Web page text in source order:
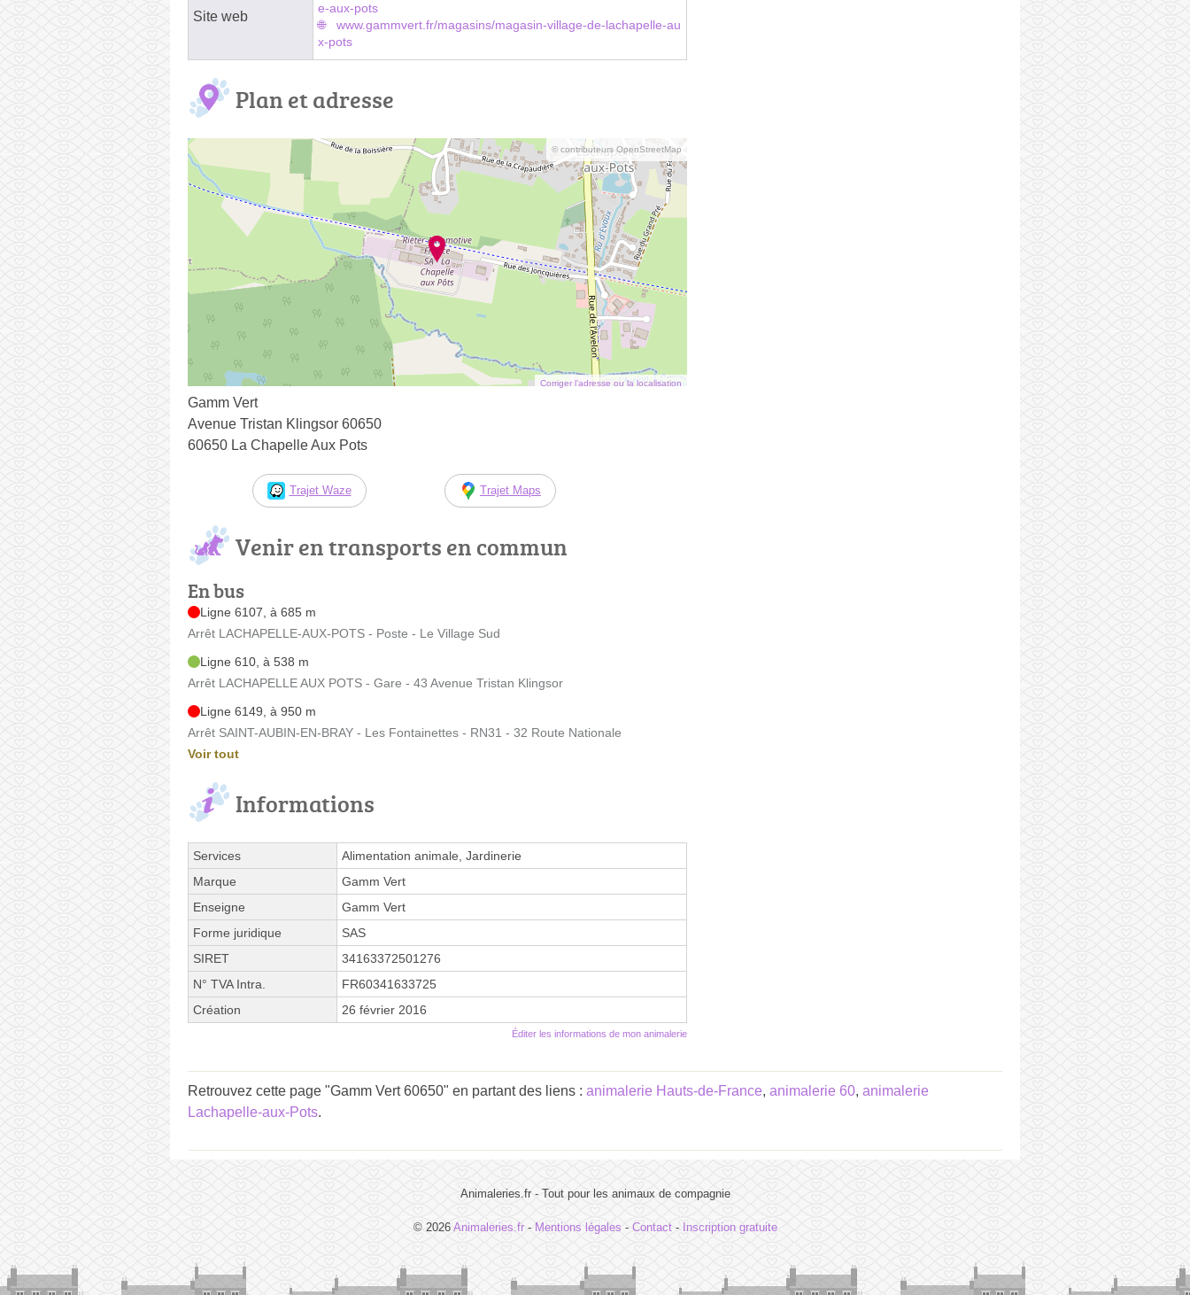
Site web
e-aux-pots
www.gammvert.fr/magasins/magasin-village-de-lachapelle-au
x-pots
Plan et adresse
© contributeurs OpenStreetMap
Corriger l’adresse ou la localisation
Gamm Vert
Avenue Tristan Klingsor 60650
60650 La Chapelle Aux Pots
Trajet Waze Trajet Maps
Venir en transports en commun
En bus
Ligne 6107, à 685 m
Arrêt LACHAPELLE-AUX-POTS - Poste - Le Village Sud
Ligne 610, à 538 m
Arrêt LACHAPELLE AUX POTS - Gare - 43 Avenue Tristan Klingsor
Ligne 6149, à 950 m
Arrêt SAINT-AUBIN-EN-BRAY - Les Fontainettes - RN31 - 32 Route Nationale
Voir tout
Informations
Services
Alimentation animale, Jardinerie
Marque
Gamm Vert
Enseigne
Gamm Vert
Forme juridique
SAS
SIRET
34163372501276
N° TVA Intra.
FR60341633725
Création
26 février 2016
Éditer les informations de mon animalerie
Retrouvez cette page "Gamm Vert 60650" en partant des liens : animalerie Hauts-de-France, animalerie 60, animalerie
Lachapelle-aux-Pots.
Animaleries.fr - Tout pour les animaux de compagnie
© 2026 Animaleries.fr - Mentions légales - Contact- Inscription gratuite